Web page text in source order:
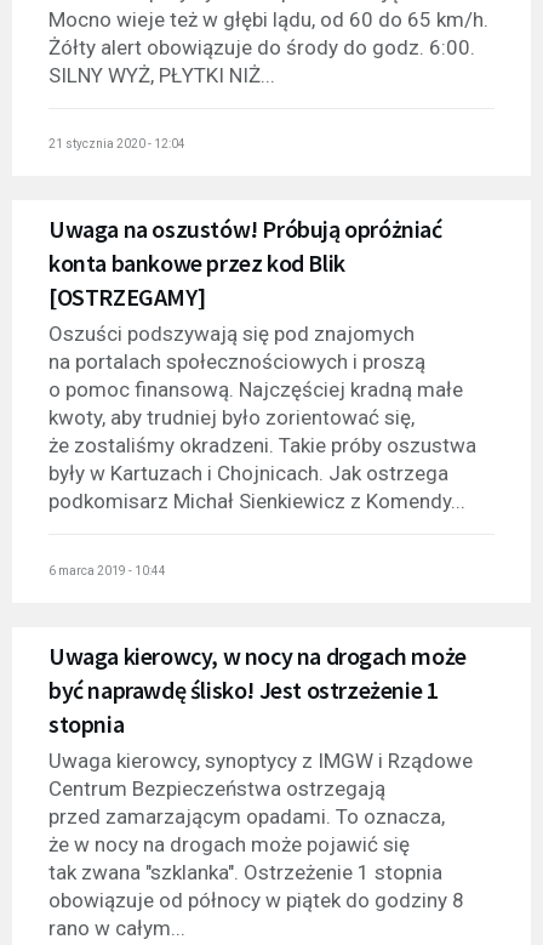
Mocno wieje też w głębi lądu, od 60 do 65 km/h.
Żółty alert obowiązuje do środy do godz. 6:00.
SILNY WYŻ, PŁYTKI NIŻ...
21 stycznia 2020 - 12:04
Uwaga na oszustów! Próbują opróżniać
konta bankowe przez kod Blik
[OSTRZEGAMY]
Oszuści podszywają się pod znajomych
na portalach społecznościowych i proszą
o pomoc finansową. Najczęściej kradną małe
kwoty, aby trudniej było zorientować się,
że zostaliśmy okradzeni. Takie próby oszustwa
były w Kartuzach i Chojnicach. Jak ostrzega
podkomisarz Michał Sienkiewicz z Komendy...
6 marca 2019 - 10:44
Uwaga kierowcy, w nocy na drogach może
być naprawdę ślisko! Jest ostrzeżenie 1
stopnia
Uwaga kierowcy, synoptycy z IMGW i Rządowe
Centrum Bezpieczeństwa ostrzegają
przed zamarzającym opadami. To oznacza,
że w nocy na drogach może pojawić się
tak zwana "szklanka". Ostrzeżenie 1 stopnia
obowiązuje od północy w piątek do godziny 8
rano w całym...